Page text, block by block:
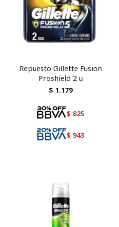
Repuesto Gillette Fusion
Proshield 2 u
$ 1.179
$ 825
$ 943